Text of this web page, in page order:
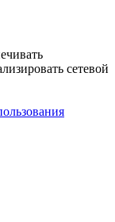
сетевой